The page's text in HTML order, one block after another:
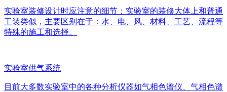
实验室装修设计时应注意的细节：实验室的装修大体上和普通
工装类似，主要区别在于：水、电、风、材料、工艺、流程等
特殊的施工和选择。
实验室供气系统
目前大多数实验室中的各种分析仪器如气相色谱仪、气相色谱